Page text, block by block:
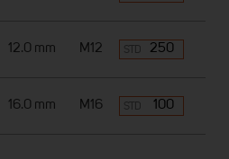
12.0 mm M12 STD 250
16.0 mm M16 STD 100